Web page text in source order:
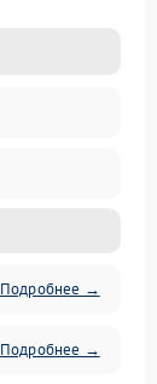
Подробнее →
Подробнее →